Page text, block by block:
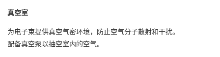
真空室
为电子束提供真空气密环境，防止空气分子散射和干扰。
配备真空泵以抽空室内的空气。